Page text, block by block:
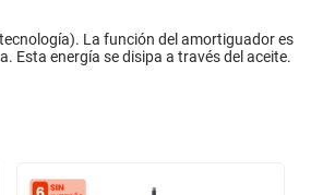
La función del amortiguador es
Esta energía se disipa a través del aceite.